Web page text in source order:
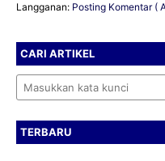
Langganan: Posting Komentar (
CARI ARTIKEL
TERBARU